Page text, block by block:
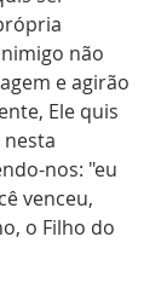
não
e agirão
Ele quis
nos: "eu
venceu,
o Filho do